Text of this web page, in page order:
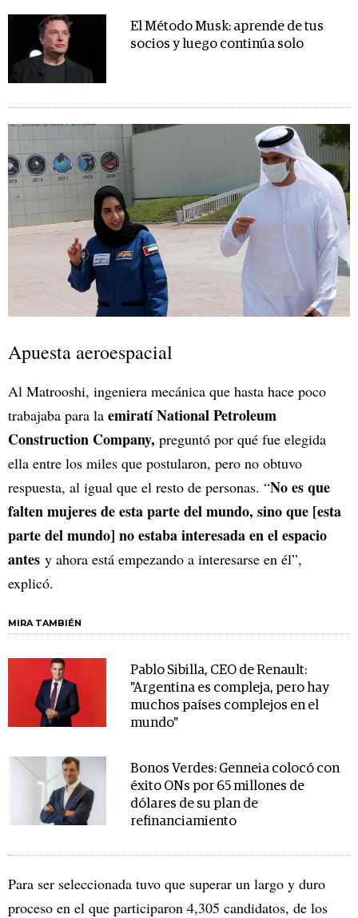
El Método Musk: aprende de tus
socios y luego continúa solo
Apuesta aeroespacial
Al Matrooshi, ingeniera mecánica que hasta hace poco
trabajaba para la emiratí National Petroleum
Construction Company, preguntó por qué fue elegida
ella entre los miles que postularon, pero no obtuvo
respuesta, al igual que el resto de personas. “No es que
falten mujeres de esta parte del mundo, sino que [esta
parte del mundo] no estaba interesada en el espacio
antes y ahora está empezando a interesarse en él”,
explicó.
MIRA TAMBIÉN
Pablo Sibilla, CEO de Renault:
"Argentina es compleja, pero hay
muchos países complejos en el
mundo"
Bonos Verdes: Genneia colocó con
éxito ONs por 65 millones de
dólares de su plan de
refinanciamiento
Para ser seleccionada tuvo que superar un largo y duro
proceso en el que participaron 4,305 candidatos, de los